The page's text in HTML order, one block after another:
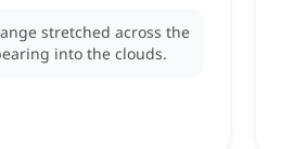
stretched across the
into the clouds.